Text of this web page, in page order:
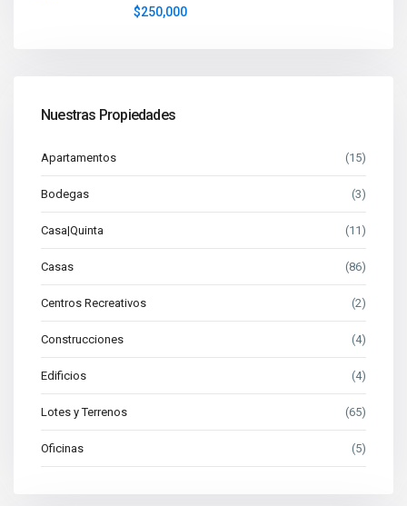
$250,000
Nuestras Propiedades
Apartamentos (15)
Bodegas (3)
Casa|Quinta (11)
Casas (86)
Centros Recreativos (2)
Construcciones (4)
Edificios (4)
Lotes y Terrenos (65)
Oficinas (5)